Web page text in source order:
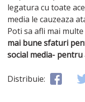
legatura cu toate
media le cauzeaza
Poti sa afli mai
mai bune sfaturi
social media- pentru
Distribuie: